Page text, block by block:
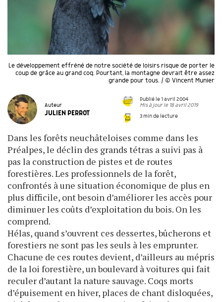
Le développement effréné de notre société de loisirs risque de porter le
coup de grâce au grand coq. Pourtant, la montagne devrait être assez
grande pour tous. / © Vincent Munier
Auteur
JULIEN PERROT
Publié le 1 avril 2004
Mis à jour le 18 avril 2019
3 min de lecture
Dans les forêts neuchâteloises comme dans les
Préalpes, le déclin des grands tétras a suivi pas à
pas la construction de pistes et de routes
forestières. Les professionnels de la forêt,
confrontés à une situation économique de plus en
plus difficile, ont besoin d’améliorer les accès pour
diminuer les coûts d’exploitation du bois. On les
comprend.
Hélas, quand s’ouvrent ces dessertes, bûcherons et
forestiers ne sont pas les seuls à les emprunter.
Chacune de ces routes devient, d’ailleurs au mépris
de la loi forestière, un boulevard à voitures qui fait
reculer d’autant la nature sauvage. Coqs morts
d’épuisement en hiver, places de chant disloquées,